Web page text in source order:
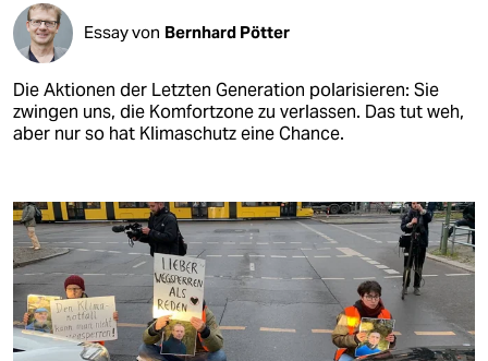
Essay von Bernhard Pötter
Die Aktionen der Letzten Generation polarisieren: Sie
zwingen uns, die Komfortzone zu verlassen. Das tut weh,
aber nur so hat Klimaschutz eine Chance.